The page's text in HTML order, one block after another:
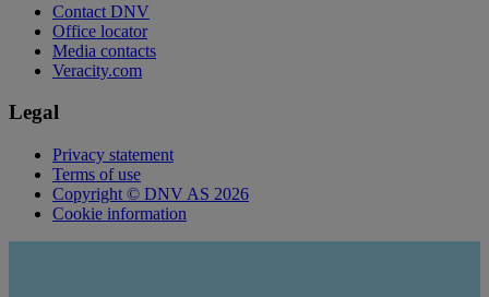
Contact DNV
Office locator
Media contacts
Veracity.com
Legal
Privacy statement
Terms of use
Copyright © DNV AS 2026
Cookie information